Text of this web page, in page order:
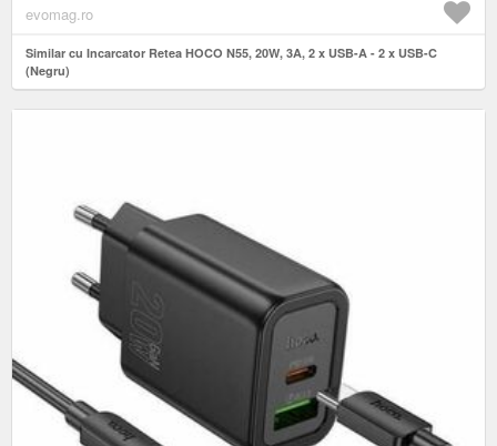
evomag.ro
Similar cu Incarcator Retea HOCO N55, 20W, 3A, 2 x USB-A - 2 x USB-C
(Negru)